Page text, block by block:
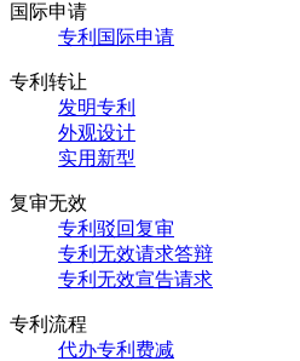
国际申请
专利国际申请
专利转让
发明专利
外观设计
实用新型
复审无效
专利驳回复审
专利无效请求答辩
专利无效宣告请求
专利流程
代办专利费减